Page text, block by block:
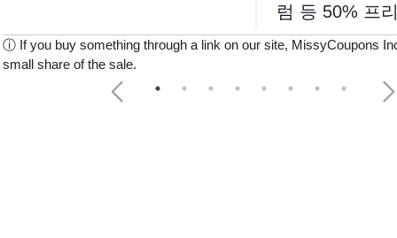
럼 등 50% 프
세일 시작
ⓘ If you buy something through a link on our site, MissyCoupons
small share of the sale.